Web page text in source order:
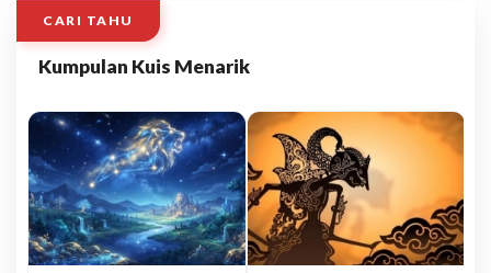
CARI TAHU
Kumpulan Kuis Menarik